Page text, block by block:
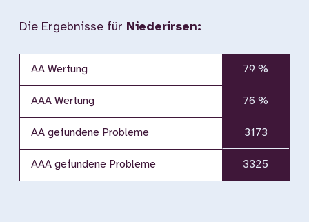
Die Ergebnisse für Niederirsen:
AA Wertung 79 %
AAA Wertung 76 %
AA gefundene Probleme 3173
AAA gefundene Probleme 3325